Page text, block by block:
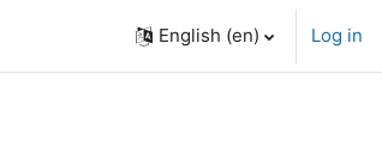
English ‎(en)‎ Log in